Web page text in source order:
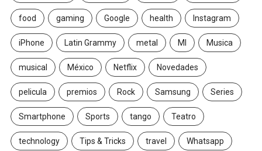
food gaming Google health Instagram
iPhone Latin Grammy metal MI Musica
musical México Netflix Novedades
pelicula premios Rock Samsung Series
Smartphone Sports tango Teatro
technology Tips & Tricks travel Whatsapp